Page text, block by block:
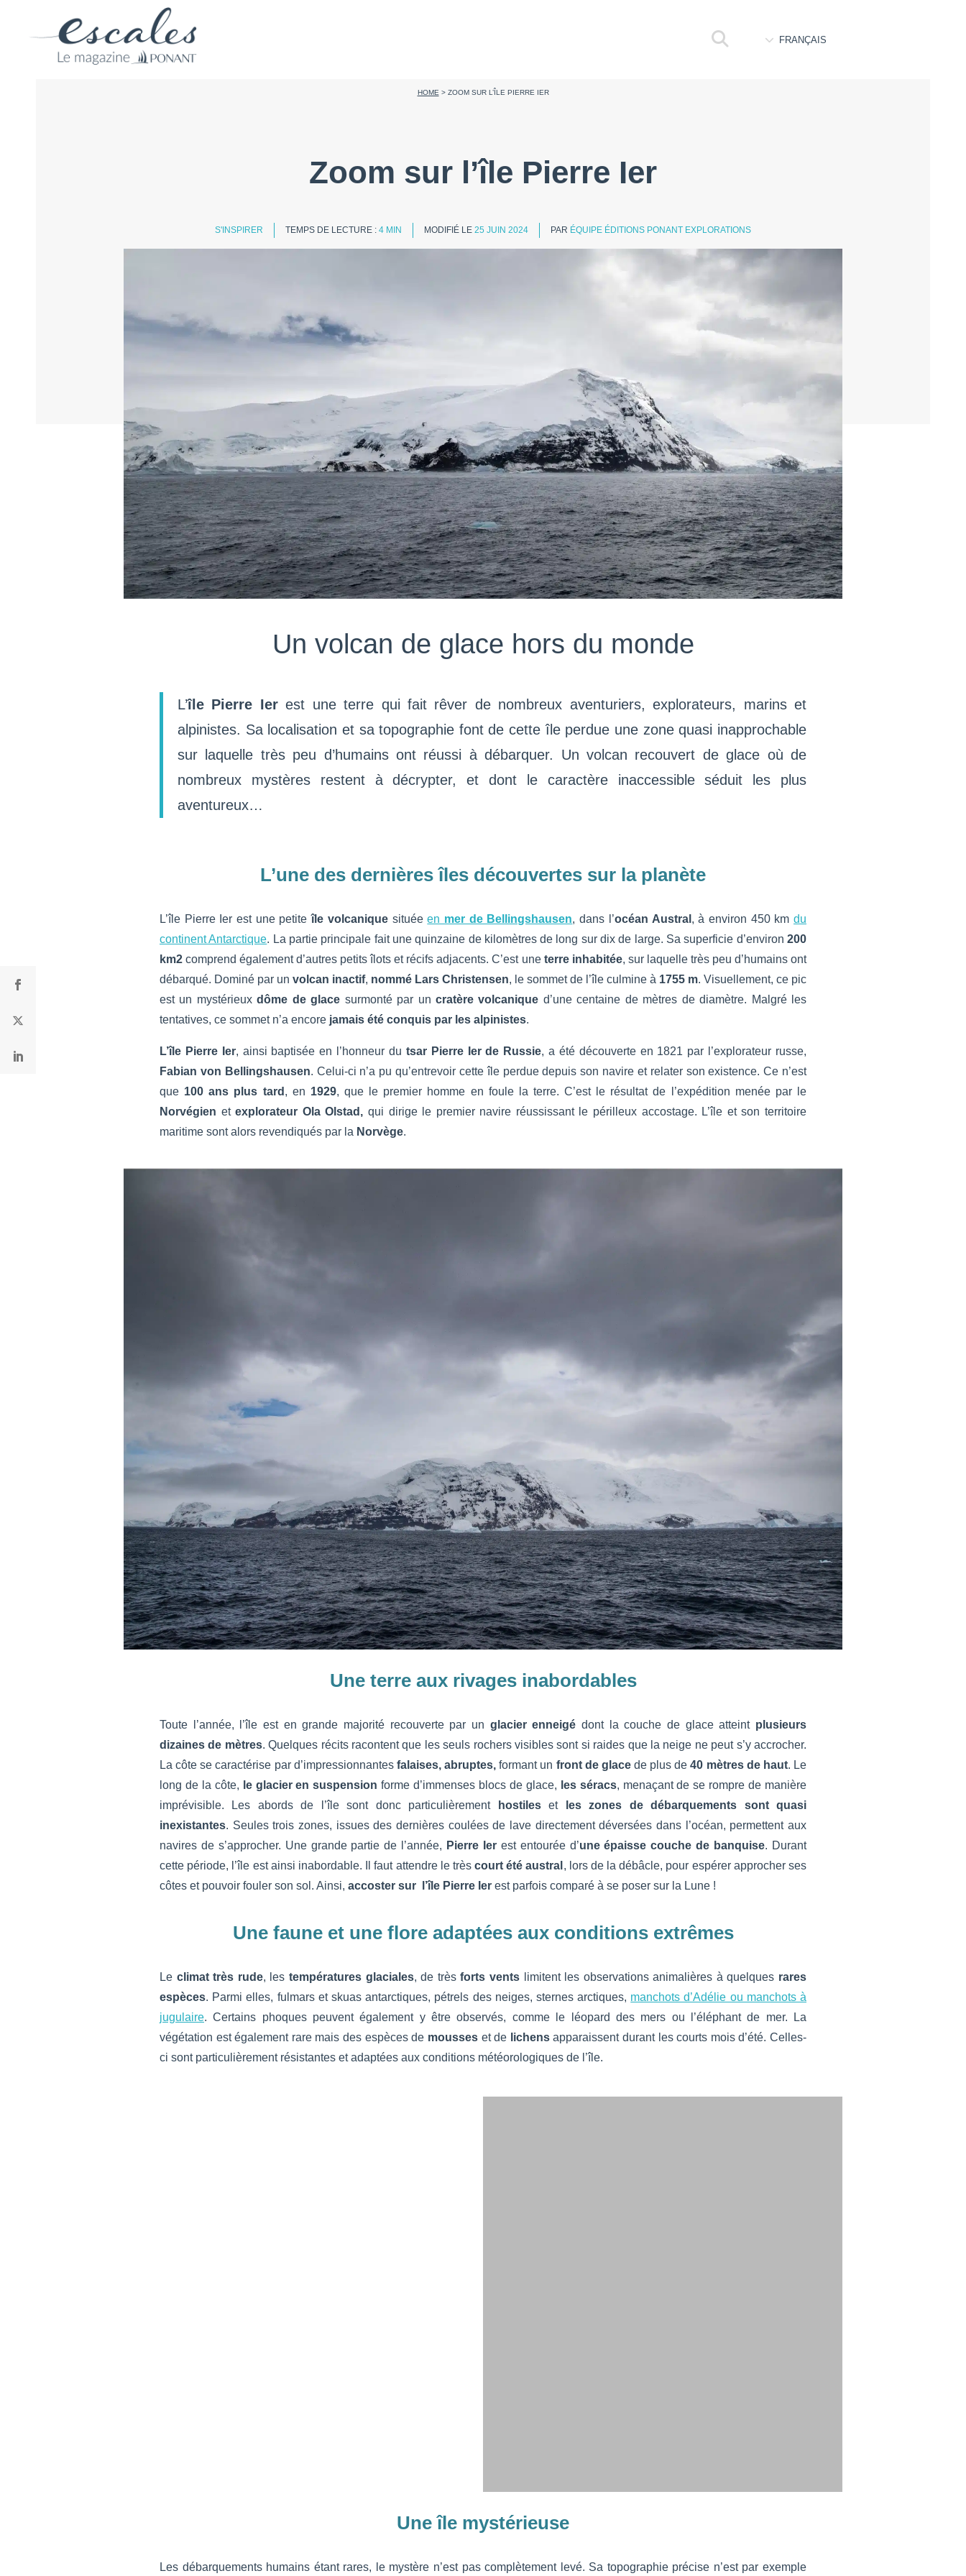
FRANÇAIS
HOME > ZOOM SUR L’ÎLE PIERRE IER
Zoom sur l’île Pierre Ier
S'INSPIRER TEMPS DE LECTURE : 4 MIN MODIFIÉ LE 25 JUIN 2024 PAR ÉQUIPE ÉDITIONS PONANT EXPLORATIONS
Un volcan de glace hors du monde
L’île Pierre Ierest une terre qui fait rêver de nombreux aventuriers, explorateurs, marins et
alpinistes. Sa localisation et sa topographie font de cette île perdue une zone quasi inapprochable
sur laquelle très peu d’humains ont réussi à débarquer. Un volcan recouvert de glace où de
nombreux mystères restent à décrypter, et dont le caractère inaccessible séduit les plus
aventureux…
L’une des dernières îles découvertes sur la planète
L’île Pierre Ier est une petiteîle volcaniquesituéeen mer de Bellingshausen, dans l’océan Austral , à environ 450 kmdu
continent Antarctique. La partie principale fait une quinzaine de kilomètres de long sur dix de large. Sa superficie d’environ200
km2 comprend également d’autres petits îlots et récifs adjacents. C’est une terre inhabitée, sur laquelle très peu d’humains ont
débarqué. Dominé par un volcan inactif, nommé Lars Christensen, le sommet de l’île culmine à 1755 m. Visuellement, ce pic
est un mystérieuxdôme de glace surmonté par uncratère volcanique d’une centaine de mètres de diamètre. Malgré les
tentatives, ce sommet n’a encore jamais été conquis par les alpinistes.
L’île Pierre I er, ainsi baptisée en l’honneur du tsar Pierre I erde Russie, a été découverte en 1821 par l’explorateur russe,
Fabian von Bellingshausen. Celui-ci n’a pu qu’entrevoir cette île perdue depuis son navire et relater son existence. Ce n’est
que 100 ans plus tard , en 1929, que le premier homme en foule la terre. C’est le résultat de l’expédition menée par le
Norvégien etexplorateur Ola Olstad, qui dirige le premier navire réussissant le périlleux accostage. L’île et son territoire
maritime sont alors revendiqués par la Norvège.
Une terre aux rivages inabordables
Toute l’année, l’île est en grande majorité recouverte par un glacier enneigé dont la couche de glace atteint plusieurs
dizaines de mètres. Quelques récits racontent que les seuls rochers visibles sont si raides que la neige ne peut s’y accrocher.
La côte se caractérise par d’impressionnantes falaises, abruptes, formant un front de glacede plus de40 mètres de haut. Le
long de la côte, le glacier en suspension forme d’immenses blocs de glace, les séracs, menaçant de se rompre de manière
imprévisible. Les abords de l’île sont donc particulièrement
hostileset
les zones de débarquements sont quasi
inexistantes. Seules trois zones, issues des dernières coulées de lave directement déversées dans l’océan, permettent aux
navires de s’approcher. Une grande partie de l’année, Pierre I erest entourée d’une épaisse couche de banquise. Durant
cette période, l’île est ainsi inabordable. Il faut attendre le trèscourt été austral , lors de la débâcle, pour espérer approcher ses
côtes et pouvoir fouler son sol. Ainsi, accoster sur l’île Pierre I er est parfois comparé à se poser sur la Lune !
Une faune et une flore adaptées aux conditions extrêmes
Le climat très rude, les températures glaciales, de trèsforts ventslimitent les observations animalières à quelques rares
espèces. Parmi elles, fulmars et skuas antarctiques, pétrels des neiges, sternes arctiques, manchots d’Adélie ou manchots à
jugulaire. Certains phoques peuvent également y être observés, comme le léopard des mers ou l’éléphant de mer. La
végétation est également rare mais des espèces de mousseset de lichensapparaissent durant les courts mois d’été. Celles-
ci sont particulièrement résistantes et adaptées aux conditions météorologiques de l’île.
Une île mystérieuse
Les débarquements humains étant rares, le mystère n’est pas complètement levé. Sa topographie précise n’est par exemple